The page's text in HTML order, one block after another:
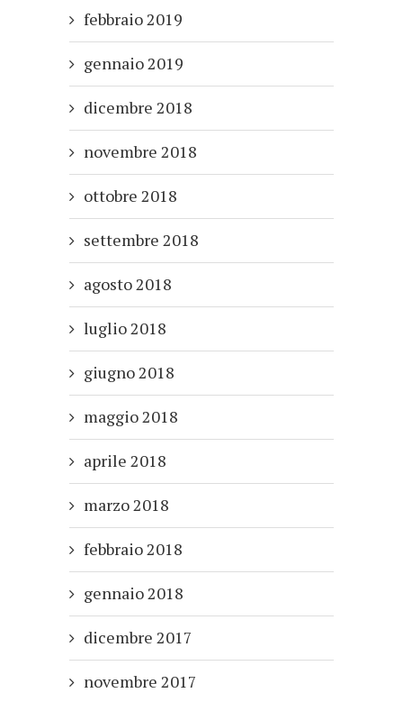
febbraio 2019
gennaio 2019
dicembre 2018
novembre 2018
ottobre 2018
settembre 2018
agosto 2018
luglio 2018
giugno 2018
maggio 2018
aprile 2018
marzo 2018
febbraio 2018
gennaio 2018
dicembre 2017
novembre 2017